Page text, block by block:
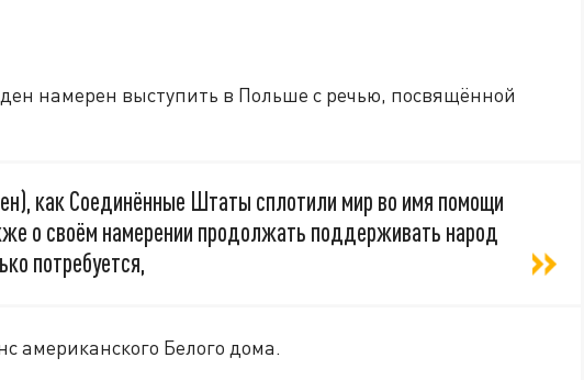
намерен выступить в Польше с речью, посвящённой
как Соединённые Штаты сплотили мир во имя помощи
о своём намерении продолжать поддерживать народ
потребуется,
американского Белого дома.